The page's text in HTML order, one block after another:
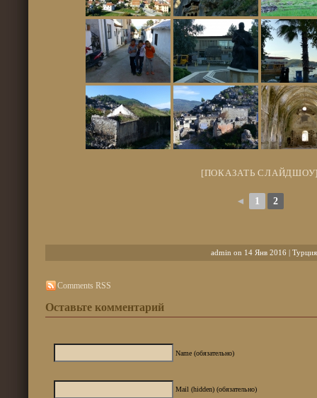
[ПОКАЗАТЬ
◄ 1 2
admin on 14 Янв 2016 | Турция
Comments RSS
Оставьте комментарий
Name (обязательно)
Mail (hidden) (обязательно)